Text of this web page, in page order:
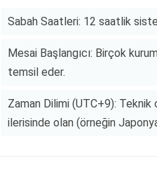
Sabah Saatleri: 12 saatlik
Mesai Başlangıcı: Birçok
temsil eder.
Zaman Dilimi (UTC+9):
ilerisinde olan (örneğin